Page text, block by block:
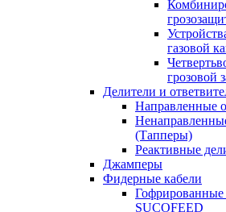
газовой
грозовой
Делители и
Направленные
(Тапперы)
Реактивные
Джамперы
Фидерные кабели
SUCOFEED